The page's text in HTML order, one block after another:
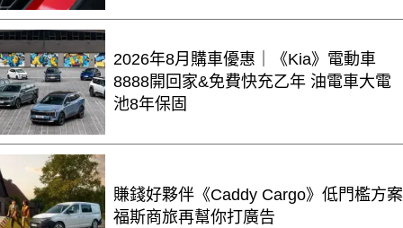
2026年8月購車優惠｜《Kia》電動車
8888開回家&免費快充乙年 油電車大電
池8年保固
賺錢好夥伴《Caddy Cargo》低門檻方案
福斯商旅再幫你打廣告